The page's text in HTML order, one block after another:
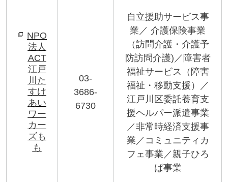
NPO
法人
ACT
江戸
川た
すけ
あい
ワー
カー
ズも
も
03-
3686-
6730
自立援助サービス事
業／ 介護保険事業
（訪問介護・介護予
防訪問介護) ／障害者
福祉サービス（障害
福祉・移動支援）／
江戸川区委託養育支
援ヘルパー派遣事業
／非常時経済支援事
業／コミュニティカ
フェ事業／親子ひろ
ば事業